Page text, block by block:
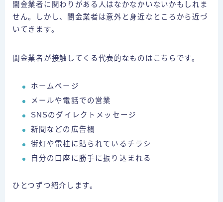
闇金業者に関わりがある人はなかなかいないかもしれま
せん。しかし、闇金業者は意外と身近なところから近づ
いてきます。
闇金業者が接触してくる代表的なものはこちらです。
ホームページ
メールや電話での営業
SNSのダイレクトメッセージ
新聞などの広告欄
街灯や電柱に貼られているチラシ
自分の口座に勝手に振り込まれる
ひとつずつ紹介します。